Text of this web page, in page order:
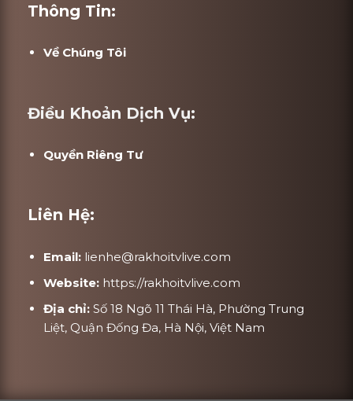
Thông Tin:
Về Chúng Tôi
Điều Khoản Dịch Vụ:
Quyền Riêng Tư
Liên Hệ:
Email: lienhe@rakhoitvlive.com
Website: https://rakhoitvlive.com
Địa chỉ: Số 18 Ngõ 11 Thái Hà, Phường Trung
Liệt, Quận Đống Đa, Hà Nội, Việt Nam